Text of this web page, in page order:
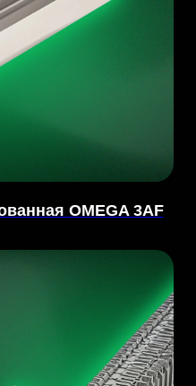
OMEGA 3AF